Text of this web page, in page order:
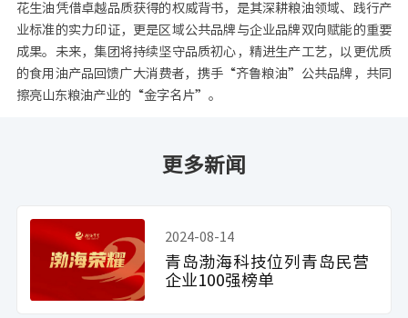
花生油凭借卓越品质获得的权威背书，是其深耕粮油领域、践行产
业标准的实力印证，更是区域公共品牌与企业品牌双向赋能的重要
成果。未来，集团将持续坚守品质初心，精进生产工艺，以更优质
的食用油产品回馈广大消费者，携手“齐鲁粮油”公共品牌，共同
擦亮山东粮油产业的“金字名片”。
更多新闻
2024-08-14
青岛渤海科技位列青岛民营
企业100强榜单